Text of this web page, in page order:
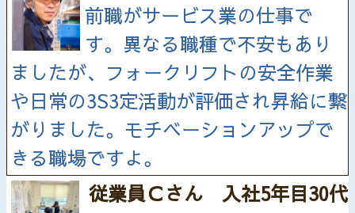
前職がサービス業の仕事で
す。異なる職種で不安もあり
ましたが、フォークリフトの安全作業
や日常の3S3定活動が評価され昇給に繋
がりました。モチベーションアップで
きる職場ですよ。
従業員Ｃさん 入社5年目30代